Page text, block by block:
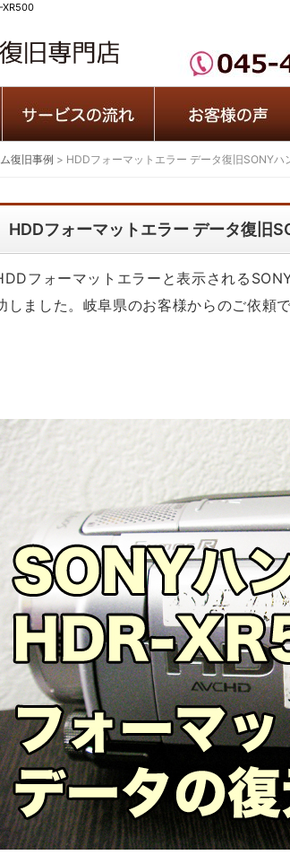
XR500
復旧事例 > HDDフォーマットエラー データ復旧SONY
HDDフォーマットエラー データ復旧
フォーマットエラーと表示される
しました。岐阜県のお客様からのご依頼で